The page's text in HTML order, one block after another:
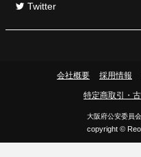
Twitter
会社概要 採用情報
特定商取引・
大阪府公安委員
copyright ©